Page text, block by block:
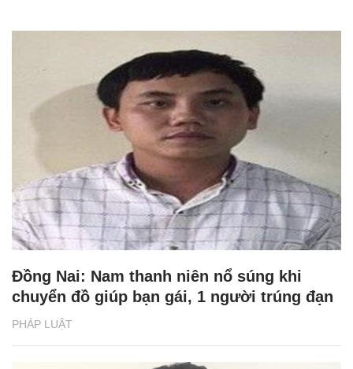
PHÁP LUẬT
Đồng Nai: Nam thanh niên nổ súng khi
chuyển đồ giúp bạn gái, 1 người trúng đạn